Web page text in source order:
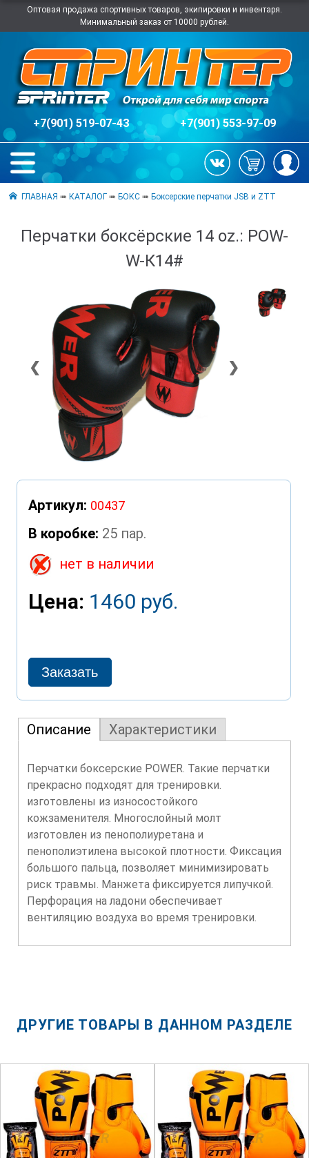
Оптовая продажа спортивных товаров, экипировки и инвентаря.
Минимальный заказ от 10000 рублей.
+7(901) 519-07-43 +7(901) 553-97-09
ГЛАВНАЯ ➠КАТАЛОГ ➠БОКС ➠Боксерские перчатки JSB и ZTT
Перчатки боксёрские 14 oz.: POW-
W-К14#
❮ ❯
Артикул: 00437
В коробке: 25 пар.
нет в наличии
Цена: 1460 руб.
Описание Характеристики
Перчатки боксерские POWER. Такие перчатки
прекрасно подходят для тренировки.
изготовлены из износостойкого
кожзаменителя. Многослойный молт
изготовлен из пенополиуретана и
пенополиэтилена высокой плотности. Фиксация
большого пальца, позволяет минимизировать
риск травмы. Манжета фиксируется липучкой.
Перфорация на ладони обеспечивает
вентиляцию воздуха во время тренировки.
ДРУГИЕ ТОВАРЫ В ДАННОМ РАЗДЕЛЕ
SPRINTER SPRINTER